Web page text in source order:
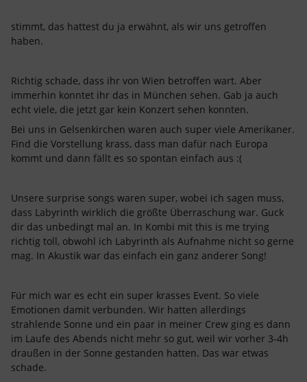
stimmt, das hattest du ja erwähnt, als wir uns getroffen
haben.
Richtig schade, dass ihr von Wien betroffen wart. Aber
immerhin konntet ihr das in München sehen. Gab ja auch
echt viele, die jetzt gar kein Konzert sehen konnten.
Bei uns in Gelsenkirchen waren auch super viele Amerikaner.
Find die Vorstellung krass, dass man dafür nach Europa
kommt und dann fällt es so spontan einfach aus :(
Unsere surprise songs waren super, wobei ich sagen muss,
dass Labyrinth wirklich die größte Überraschung war. Guck
dir das unbedingt mal an. In Kombi mit this is me trying
richtig toll, obwohl ich Labyrinth als Aufnahme nicht so gerne
mag. In Akustik war das einfach ein ganz anderer Song!
Für mich war es echt ein super krasses Event. So viele
Emotionen damit verbunden. Wir hatten allerdings
strahlende Sonne und ein paar in meiner Crew ging es dann
im Laufe des Abends nicht mehr so gut, weil wir vorher 3-4h
draußen in der Sonne gestanden hatten. Das war etwas
schade.